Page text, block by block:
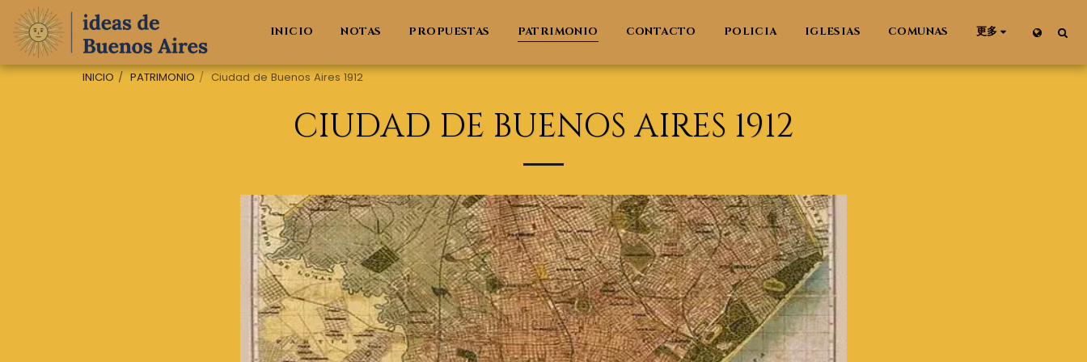
INICIO NOTAS PROPUESTAS PATRIMONIO CONTACTO POLICIA IGLESIAS COMUNAS 更多
INICIO PATRIMONIO Ciudad de Buenos Aires 1912
CIUDAD DE BUENOS AIRES 1912